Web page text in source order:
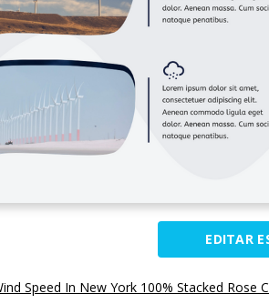
EDITAR
Speed In New York 100% Stacked Rose